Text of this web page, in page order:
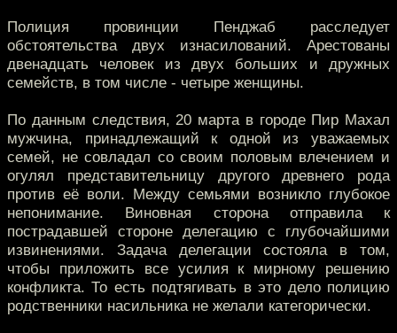
Полиция провинции Пенджаб расследует
обстоятельства двух изнасилований. Арестованы
двенадцать человек из двух больших и дружных
семейств, в том числе - четыре женщины.
По данным следствия, 20 марта в городе Пир Махал
мужчина, принадлежащий к одной из уважаемых
семей, не совладал со своим половым влечением и
огулял представительницу другого древнего рода
против её воли. Между семьями возникло глубокое
непонимание. Виновная сторона отправила к
пострадавшей стороне делегацию с глубочайшими
извинениями. Задача делегации состояла в том,
чтобы приложить все усилия к мирному решению
конфликта. То есть подтягивать в это дело полицию
родственники насильника не желали категорически.